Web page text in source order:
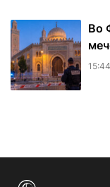
Во
15:44